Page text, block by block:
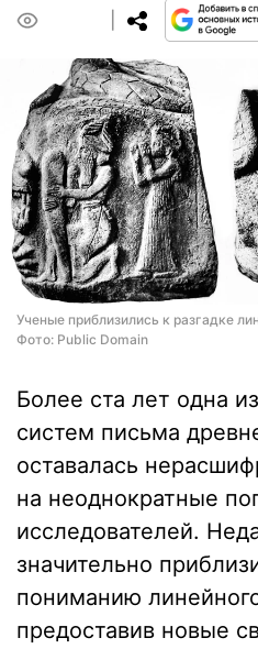
Ученые приблизились к разгадке
Фото: Public Domain
Более ста лет одна
систем письма
оставалась
на неоднократные
исследователей.
значительно
пониманию
предоставив новые